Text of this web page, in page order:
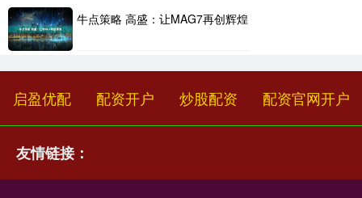
牛点策略 高盛：让MAG7再创辉煌
启盈优配 配资开户 炒股配资 配资官网开户
友情链接：